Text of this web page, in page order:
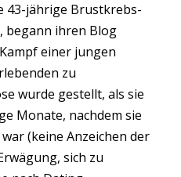
43-jährige Brustkrebs-
begann ihren Blog
einer jungen
zu
wurde gestellt, als sie
Monate, nachdem sie
(keine Anzeichen der
sich zu